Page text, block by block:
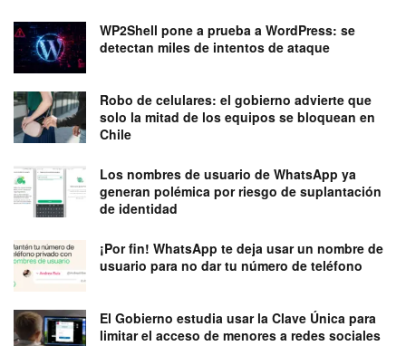
WP2Shell pone a prueba a WordPress: se
detectan miles de intentos de ataque
Robo de celulares: el gobierno advierte que
solo la mitad de los equipos se bloquean en
Chile
Los nombres de usuario de WhatsApp ya
generan polémica por riesgo de suplantación
de identidad
¡Por fin! WhatsApp te deja usar un nombre de
usuario para no dar tu número de teléfono
El Gobierno estudia usar la Clave Única para
limitar el acceso de menores a redes sociales